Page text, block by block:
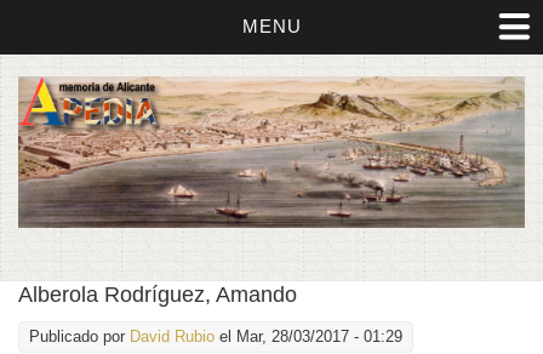
MENU
Alberola Rodríguez, Amando
Publicado por David Rubio el Mar, 28/03/2017 - 01:29